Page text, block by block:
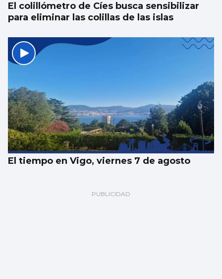
El colillómetro de Cíes busca sensibilizar
para eliminar las colillas de las islas
El tiempo en Vigo, viernes 7 de agosto